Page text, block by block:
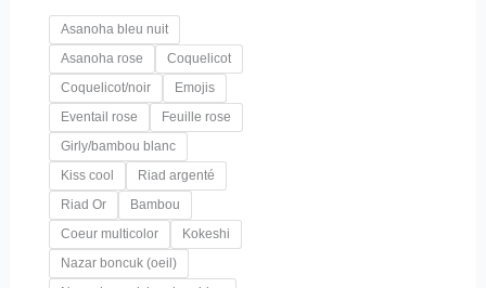
Asanoha bleu nuit
Asanoha rose
Coquelicot
Coquelicot/noir
Emojis
Eventail rose
Feuille rose
Girly/bambou blanc
Kiss cool
Riad argenté
Riad Or
Bambou
Coeur multicolor
Kokeshi
Nazar boncuk (oeil)
choisies
sur
la
page
du
produit